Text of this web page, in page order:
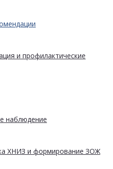
и профилактические
наблюдение
ХНИЗ и формирование ЗОЖ